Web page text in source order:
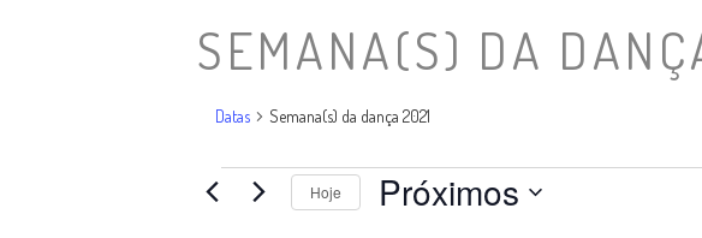
SEMANA(S) DA
Datas Semana(s) da dança 2021
DatasHoje Próximos